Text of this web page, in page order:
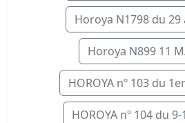
Horoya N1798 du 29
Horoya N899 11
HOROYA nº 103 du
HOROYA nº 104 du